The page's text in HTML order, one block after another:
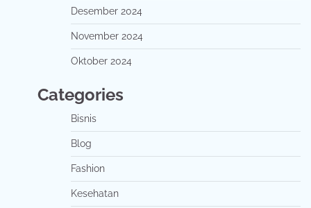
Desember 2024
November 2024
Oktober 2024
Categories
Bisnis
Blog
Fashion
Kesehatan